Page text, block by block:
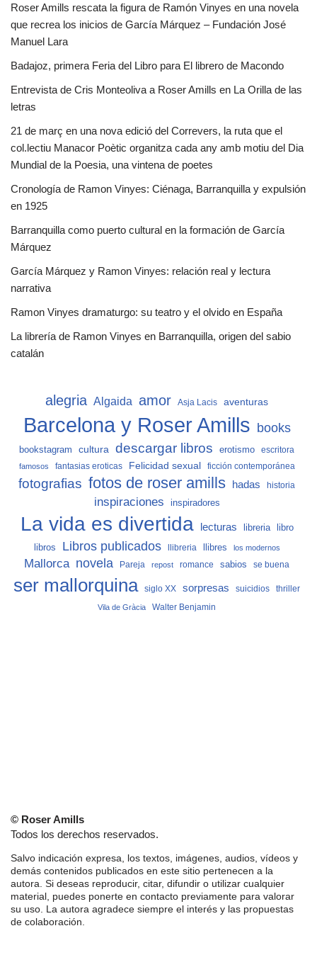
Roser Amills rescata la figura de Ramón Vinyes en una novela
que recrea los inicios de García Márquez – Fundación José
Manuel Lara
Badajoz, primera Feria del Libro para El librero de Macondo
Entrevista de Cris Monteoliva a Roser Amills en La Orilla de las
letras
21 de març en una nova edició del Correvers, la ruta que el
col.lectiu Manacor Poètic organitza cada any amb motiu del Dia
Mundial de la Poesia, una vintena de poetes
Cronología de Ramon Vinyes: Ciénaga, Barranquilla y expulsión
en 1925
Barranquilla como puerto cultural en la formación de García
Márquez
García Márquez y Ramon Vinyes: relación real y lectura
narrativa
Ramon Vinyes dramaturgo: su teatro y el olvido en España
La librería de Ramon Vinyes en Barranquilla, origen del sabio
catalán
alegria Algaida amor Asja Lacis aventuras
Barcelona y Roser Amills books
bookstagram cultura descargar libros erotismo escritora
famosos fantasias eroticas Felicidad sexual ficción contemporánea
fotografias fotos de roser amills hadas historia
inspiraciones inspiradores
La vida es divertida lecturas libreria
libro
libros
Libros publicados llibreria llibres los modernos
Mallorca novela Pareja repost romance sabios se buena
ser mallorquina siglo XX sorpresas suicidios thriller
Vila de Gràcia Walter Benjamin
© Roser Amills
Todos los derechos reservados.
Salvo indicación expresa, los textos, imágenes, audios, vídeos y
demás contenidos publicados en este sitio pertenecen a la
autora. Si deseas reproducir, citar, difundir o utilizar cualquier
material, puedes ponerte en contacto previamente para valorar
su uso. La autora agradece siempre el interés y las propuestas
de colaboración.